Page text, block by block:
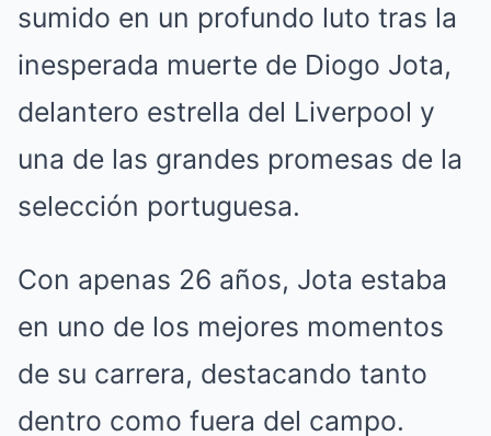
sumido en un profundo luto tras la
inesperada muerte de Diogo Jota,
delantero estrella del Liverpool y
una de las grandes promesas de la
selección portuguesa.
Con apenas 26 años, Jota estaba
en uno de los mejores momentos
de su carrera, destacando tanto
dentro como fuera del campo.